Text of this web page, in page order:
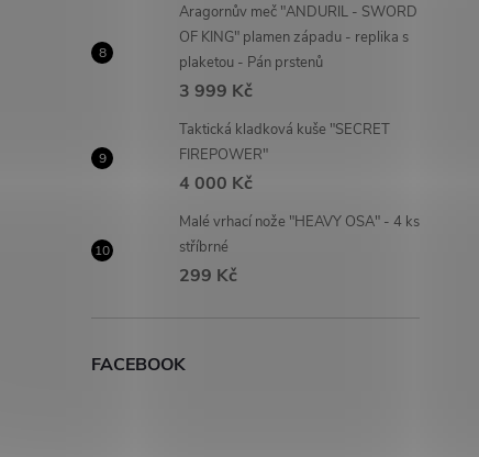
Aragornův meč "ANDURIL - SWORD
OF KING" plamen západu - replika s
plaketou - Pán prstenů
3 999 Kč
Taktická kladková kuše "SECRET
FIREPOWER"
4 000 Kč
Malé vrhací nože "HEAVY OSA" - 4 ks
stříbrné
299 Kč
FACEBOOK